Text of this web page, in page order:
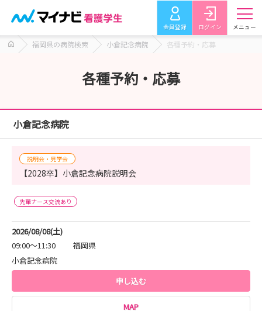
会員登録 ログイン メニュー
福岡県の病院検索 小倉記念病院 各種予約・応募
各種予約・応募
小倉記念病院
説明会・見学会
【2028卒】小倉記念病院説明会
先輩ナース交流あり
2026/08/08(土)
09:00～11:30
福岡県
小倉記念病院
申し込む
MAP